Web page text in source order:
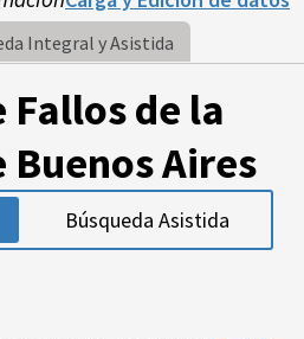
Integral y Asistida
de la
Aires
Búsqueda Asistida